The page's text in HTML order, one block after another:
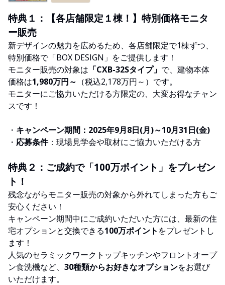
特典１：【各店舗限定１棟！】特別価格モニタ
ー販売
新デザインの魅力を広めるため、各店舗限定で1棟ずつ、
特別価格で「BOX DESIGN」をご提供します！
モニター販売の対象は 「CXB-32Sタイプ」 で、建物本体
価格は1,980万円～ （税込2,178万円～）です。
モニターにご協力いただける方限定の、大変お得なチャン
スです！
・ キャンペーン期間：2025年9月8日(月)～10月31日(金)
・ 応募条件：現場見学会や取材にご協力いただける方
特典２：ご成約で「100万ポイント」をプレゼン
ト！
残念ながらモニター販売の対象から外れてしまった方もご
安心ください！
キャンペーン期間中にご成約いただいた方には、最新の住
宅オプションと交換できる100万ポイント をプレゼントし
ます！
人気のセラミックワークトップキッチンやフロントオープ
ン食洗機など、 30種類からお好きなオプションをお選び
いただけます。